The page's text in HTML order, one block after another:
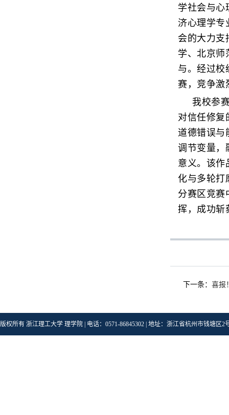
学社会与心
济心理学专
会的大力支
学、北京师
与。经过校
赛，竞争激
我校参
对信任修复
道德错误与
调节变量，
意义。该作
化与多轮打
分赛区竞赛
挥，成功斩
下一条： 喜报
版权所有 浙江理工大学 理学院 | 电话：0571-86845302 | 地址：浙江省杭州市钱塘区